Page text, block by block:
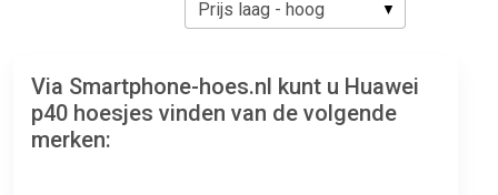
Via Smartphone-hoes.nl kunt u Huawei
p40 hoesjes vinden van de volgende
merken: